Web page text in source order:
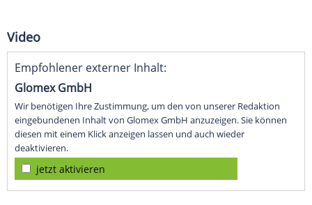
Video
Empfohlener externer Inhalt:
Glomex GmbH
Wir benötigen Ihre Zustimmung, um den von unserer Redaktion
eingebundenen Inhalt von Glomex GmbH anzuzeigen. Sie können
diesen mit einem Klick anzeigen lassen und auch wieder
deaktivieren.
jetzt aktivieren